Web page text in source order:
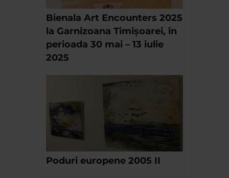
Bienala Art Encounters 2025
la Garnizoana Timișoarei, în
perioada 30 mai – 13 iulie
2025
Poduri europene 2005 II